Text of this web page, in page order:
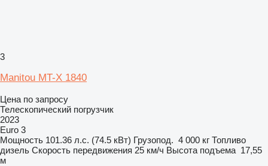
3
Manitou MT-X 1840
Цена по запросу
Телескопический погрузчик
2023
Euro 3
Мощность 101.36 л.с. (74.5 кВт) Грузопод. 4 000 кг Топливо
дизель Скорость передвижения 25 км/ч Высота подъема 17,55
м